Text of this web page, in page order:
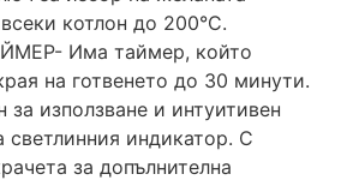
котлон до 200°C.
Има таймер, който
на готвенето до 30 минути.
за използване и интуитивен
светлинния индикатор. С
за допълнителна